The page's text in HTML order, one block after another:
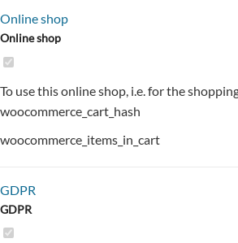
Online shop
Online shop
To use this online shop, i.e. for the
woocommerce_cart_hash
woocommerce_items_in_cart
GDPR
GDPR